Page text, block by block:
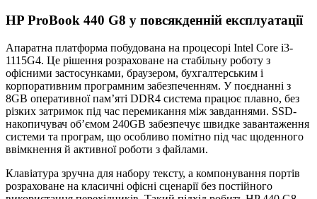
HP ProBook 440 G8 у повсякденній експлуатації
Апаратна платформа побудована на процесорі Intel Core i3-
1115G4. Це рішення розраховане на стабільну роботу з
офісними застосунками, браузером, бухгалтерським і
корпоративним програмним забезпеченням. У поєднанні з
8GB оперативної пам’яті DDR4 система працює плавно, без
різких затримок під час перемикання між завданнями. SSD-
накопичувач об’ємом 240GB забезпечує швидке завантаження
системи та програм, що особливо помітно під час щоденного
ввімкнення й активної роботи з файлами.
Клавіатура зручна для набору тексту, а компонування портів
розраховане на класичні офісні сценарії без постійного